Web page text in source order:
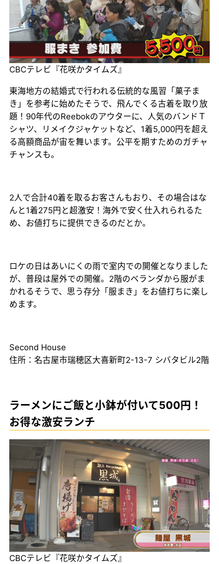
CBCテレビ『花咲かタイムズ』
東海地方の結婚式で行われる伝統的な風習「菓子ま
き」を参考に始めたそうで、飛んでくる古着を取り放
題！90年代のReebokのアウターに、人気のバンドＴ
シャツ、リメイクジャケットなど、1着5,000円を超え
る高額商品が宙を舞います。公平を期すためのガチャ
チャンスも。
2人で合計40着を取るお客さんもおり、その場合はな
んと1着275円と超激安！海外で安く仕入れられるた
め、お値打ちに提供できるのだとか。
ロケの日はあいにくの雨で室内での開催となりました
が、普段は屋外での開催。2階のベランダから服がま
かれるそうで、思う存分「服まき」をお値打ちに楽し
めます。
Second House
住所：名古屋市瑞穂区大喜新町2-13-7 シバタビル2階
ラーメンにご飯と小鉢が付いて500円！
お得な激安ランチ
CBCテレビ『花咲かタイムズ』